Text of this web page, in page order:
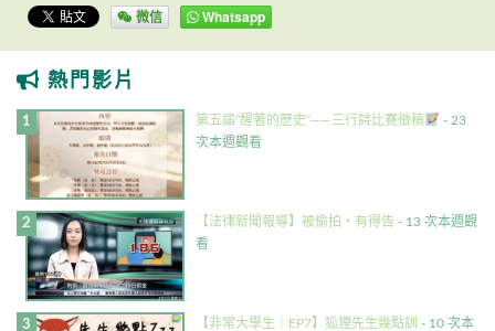
微信 Whatsapp
熱門影片
第五屆”醒著的歷史”——三行詩比賽徵稿
- 23
次本週觀看
【法律新聞報導】被偷拍・有得告 - 13 次本週觀
看
【非常大學生｜EP7】狐狸先生幾點訓 - 10 次本